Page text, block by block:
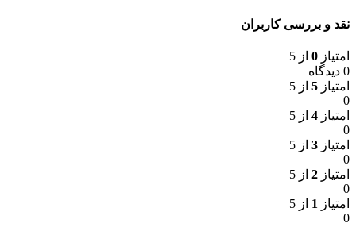
نقد و بررسی کاربران
امتیاز 0 از 5
0 دیدگاه
امتیاز 5 از 5
0
امتیاز 4 از 5
0
امتیاز 3 از 5
0
امتیاز 2 از 5
0
امتیاز 1 از 5
0